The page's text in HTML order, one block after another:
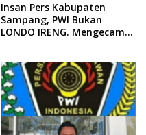
Insan Pers Kabupaten
Sampang, PWI Bukan
LONDO IRENG. Mengecam
Republik Indonesia